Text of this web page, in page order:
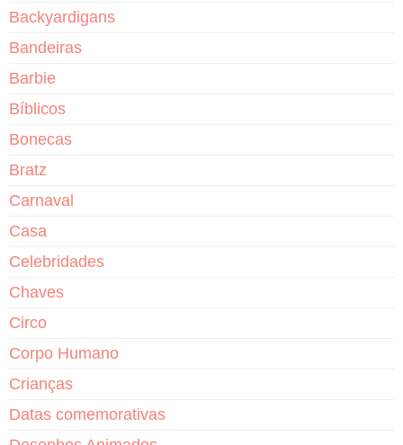
Backyardigans
Bandeiras
Barbie
Bíblicos
Bonecas
Bratz
Carnaval
Casa
Celebridades
Chaves
Circo
Corpo Humano
Crianças
Datas comemorativas